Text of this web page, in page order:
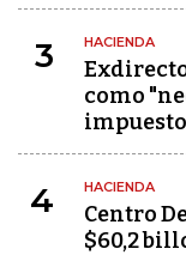
3 HACIENDA
como
4 HACIENDA
Centro
$60,2